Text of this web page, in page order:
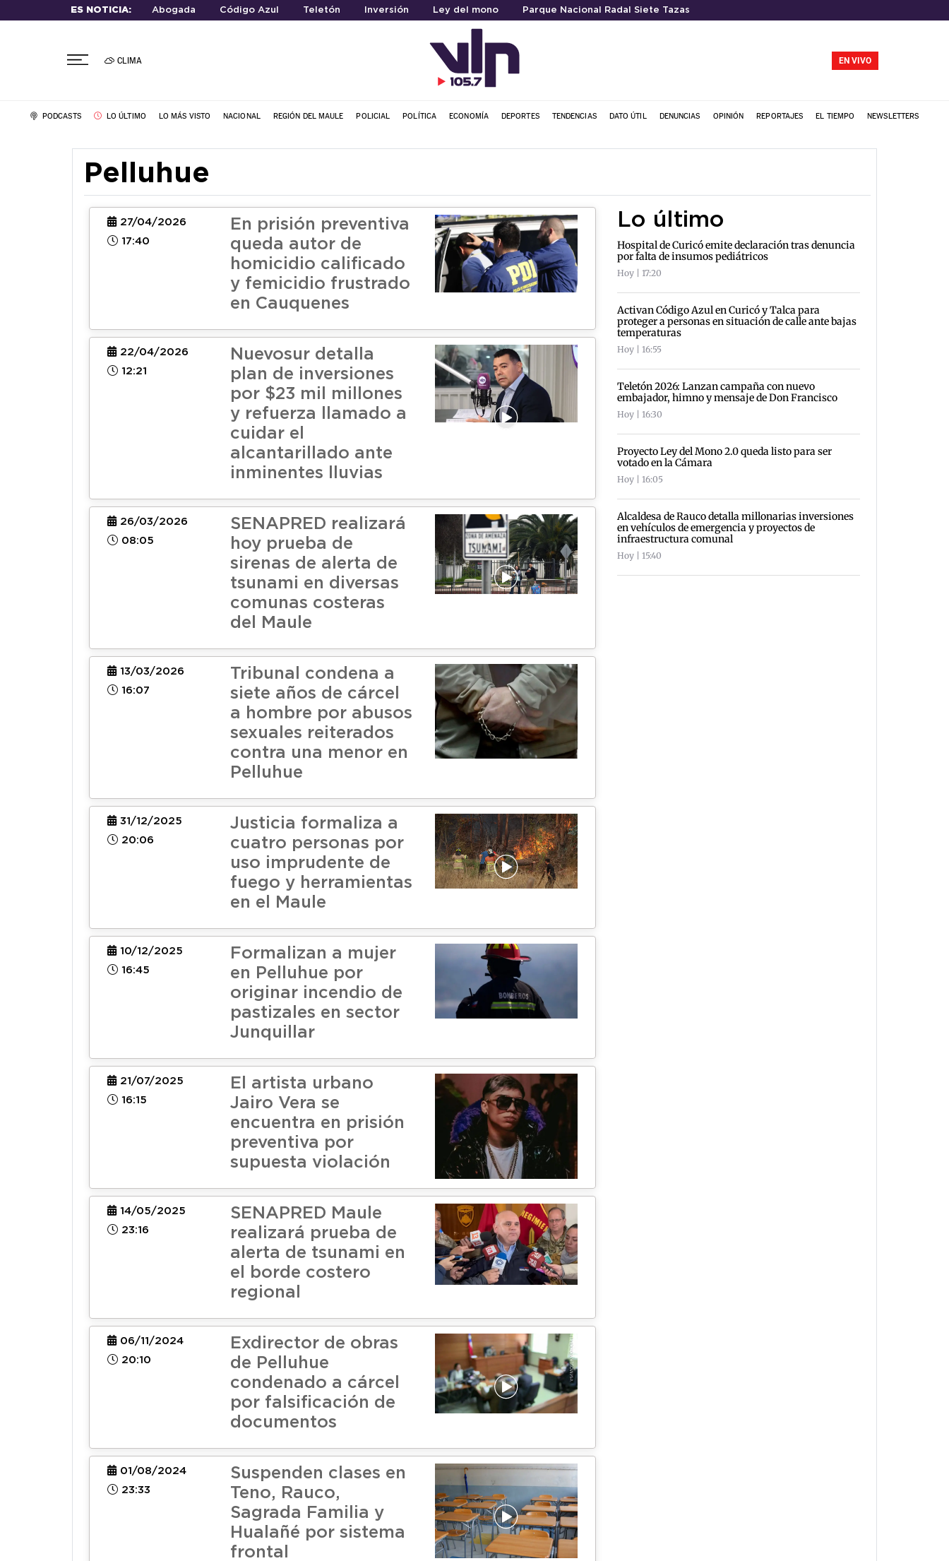
ES NOTICIA: Abogada Código Azul Teletón Inversión Ley del mono Parque Nacional Radal Siete Tazas
CLIMA EN VIVO
PODCASTS LO ÚLTIMO LO MÁS VISTO NACIONAL REGIÓN DEL MAULE POLICIAL POLÍTICA ECONOMÍA DEPORTES TENDENCIAS DATO ÚTIL DENUNCIAS OPINIÓN REPORTAJES EL TIEMPO NEWSLETTERS
Pelluhue
27/04/2026
17:40
En prisión preventiva
queda autor de
homicidio calificado
y femicidio frustrado
en Cauquenes
22/04/2026
12:21
Nuevosur detalla
plan de inversiones
por $23 mil millones
y refuerza llamado a
cuidar el
alcantarillado ante
inminentes lluvias
26/03/2026
08:05
SENAPRED realizará
hoy prueba de
sirenas de alerta de
tsunami en diversas
comunas costeras
del Maule
13/03/2026
16:07
Tribunal condena a
siete años de cárcel
a hombre por abusos
sexuales reiterados
contra una menor en
Pelluhue
31/12/2025
20:06
Justicia formaliza a
cuatro personas por
uso imprudente de
fuego y herramientas
en el Maule
10/12/2025
16:45
Formalizan a mujer
en Pelluhue por
originar incendio de
pastizales en sector
Junquillar
21/07/2025
16:15
El artista urbano
Jairo Vera se
encuentra en prisión
preventiva por
supuesta violación
14/05/2025
23:16
SENAPRED Maule
realizará prueba de
alerta de tsunami en
el borde costero
regional
06/11/2024
20:10
Exdirector de obras
de Pelluhue
condenado a cárcel
por falsificación de
documentos
01/08/2024
23:33
Suspenden clases en
Teno, Rauco,
Sagrada Familia y
Hualañé por sistema
frontal
Lo último
Hospital de Curicó emite declaración tras denuncia
por falta de insumos pediátricos
Hoy | 17:20
Activan Código Azul en Curicó y Talca para
proteger a personas en situación de calle ante bajas
temperaturas
Hoy | 16:55
Teletón 2026: Lanzan campaña con nuevo
embajador, himno y mensaje de Don Francisco
Hoy | 16:30
Proyecto Ley del Mono 2.0 queda listo para ser
votado en la Cámara
Hoy | 16:05
Alcaldesa de Rauco detalla millonarias inversiones
en vehículos de emergencia y proyectos de
infraestructura comunal
Hoy | 15:40